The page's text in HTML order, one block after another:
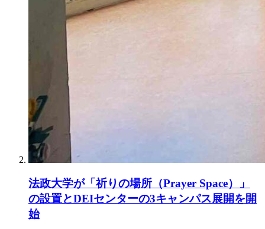
法政大学が「祈りの場所（Prayer Space）」
の設置とDEIセンターの3キャンパス展開を開
始